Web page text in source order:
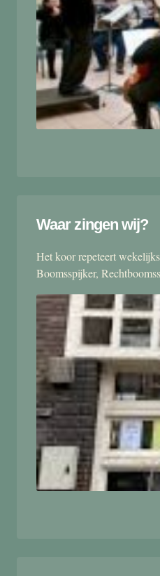
Waar zingen wij?
Het koor repeteert
Boomsspijker,